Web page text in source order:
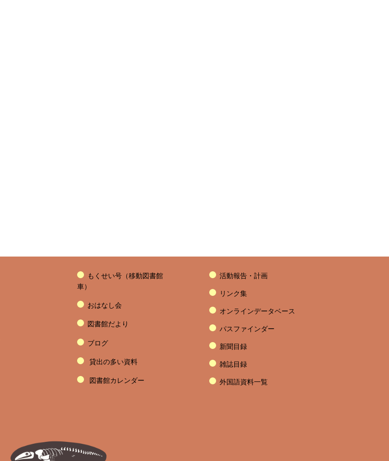
もくせい号（移動図書館
車）
おはなし会
図書館だより
ブログ
貸出の多い資料
図書館カレンダー
活動報告・計画
リンク集
オンラインデータベース
パスファインダー
新聞目録
雑誌目録
外国語資料一覧